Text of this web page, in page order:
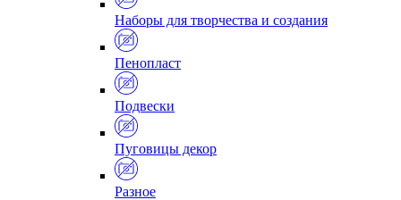
Наборы для творчества и создания
Пенопласт
Подвески
Пуговицы декор
Разное